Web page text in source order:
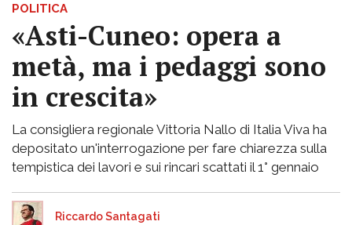
POLITICA
«Asti-Cuneo: opera a
metà, ma i pedaggi sono
in crescita»
La consigliera regionale Vittoria Nallo di Italia Viva ha
depositato un'interrogazione per fare chiarezza sulla
tempistica dei lavori e sui rincari scattati il 1° gennaio
Riccardo Santagati